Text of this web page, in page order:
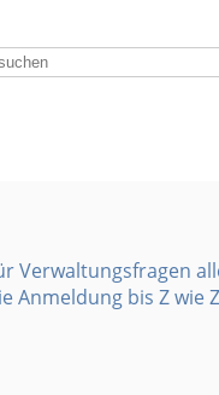
Verwaltungsfragen
bis Z wie